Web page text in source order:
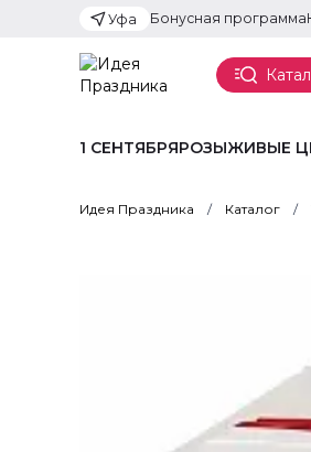
Уфа Бонусная программа
1 СЕНТЯБРЯРОЗЫЖИВЫЕ
Идея Праздника Каталог